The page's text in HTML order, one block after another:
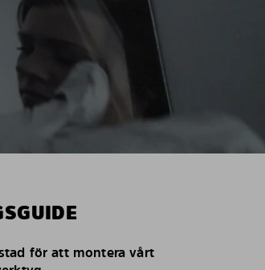
för att montera vårt